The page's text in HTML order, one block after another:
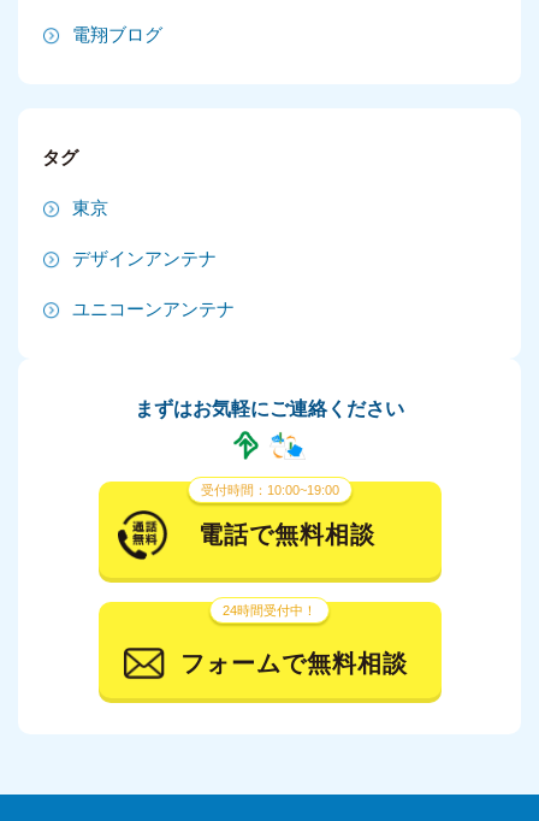
2024年8月
2024年7月
2024年6月
2024年5月
2024年3月
2024年1月
2023年12月
2023年11月
2023年10月
電翔ブログ
タグ
東京
デザインアンテナ
ユニコーンアンテナ
まずはお気軽にご連絡ください
受付時間：10:00~19:00
電話で無料相談
24時間受付中！
フォームで無料相談